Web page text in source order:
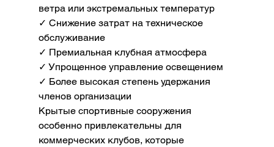
ветра или экстремальных температур
✓ Снижение затрат на техническое
обслуживание
✓ Премиальная клубная атмосфера
✓ Упрощенное управление освещением
✓ Более высокая степень удержания
членов организации
Крытые спортивные сооружения
особенно привлекательны для
коммерческих клубов, которые